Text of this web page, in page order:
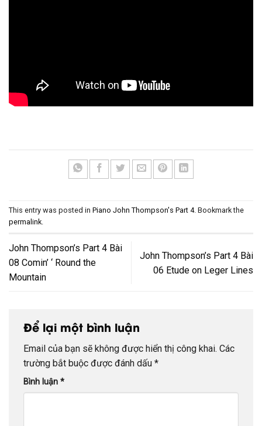
This entry was posted in Piano John Thompson's Part 4. Bookmark the
permalink.
John Thompson’s Part 4 Bài
08 Comin’ ‘ Round the
Mountain
John Thompson’s Part 4 Bài
06 Etude on Leger Lines
Để lại một bình luận
Email của bạn sẽ không được hiển thị công khai. Các
trường bắt buộc được đánh dấu *
Bình luận *